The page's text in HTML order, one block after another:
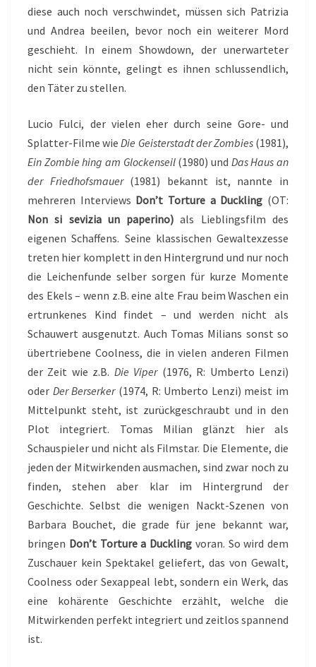
diese auch noch verschwindet, müssen sich Patrizia
und Andrea beeilen, bevor noch ein weiterer Mord
geschieht. In einem Showdown, der unerwarteter
nicht sein könnte, gelingt es ihnen schlussendlich,
den Täter zu stellen.
Lucio Fulci, der vielen eher durch seine Gore- und
Splatter-Filme wieDie Geisterstadt der Zombies (1981),
Ein Zombie hing am Glockenseil (1980) und Das Haus an
der Friedhofsmauer(1981) bekannt ist, nannte in
mehreren Interviews Don’t Torture a Duckling (OT:
Non si sevizia un paperino)als Lieblingsfilm des
eigenen Schaffens. Seine klassischen Gewaltexzesse
treten hier komplett in den Hintergrund und nur noch
die Leichenfunde selber sorgen für kurze Momente
des Ekels – wenn z.B. eine alte Frau beim Waschen ein
ertrunkenes Kind findet – und werden nicht als
Schauwert ausgenutzt. Auch Tomas Milians sonst so
übertriebene Coolness, die in vielen anderen Filmen
der Zeit wie z.B. Die Viper(1976, R: Umberto Lenzi)
oder Der Berserker(1974, R: Umberto Lenzi) meist im
Mittelpunkt steht, ist zurückgeschraubt und in den
Plot integriert. Tomas Milian glänzt hier als
Schauspieler und nicht als Filmstar. Die Elemente, die
jeden der Mitwirkenden ausmachen, sind zwar noch zu
finden, stehen aber klar im Hintergrund der
Geschichte. Selbst die wenigen Nackt-Szenen von
Barbara Bouchet, die grade für jene bekannt war,
bringen Don’t Torture a Duckling voran. So wird dem
Zuschauer kein Spektakel geliefert, das von Gewalt,
Coolness oder Sexappeal lebt, sondern ein Werk, das
eine kohärente Geschichte erzählt, welche die
Mitwirkenden perfekt integriert und zeitlos spannend
ist.